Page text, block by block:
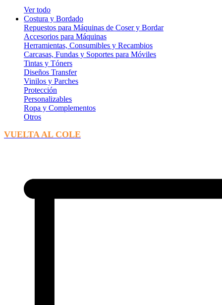
Ver todo
Costura y Bordado
Repuestos para Máquinas de Coser y Bordar
Accesorios para Máquinas
Herramientas, Consumibles y Recambios
Carcasas, Fundas y Soportes para Móviles
Tintas y Tóners
Diseños Transfer
Vinilos y Parches
Protección
Personalizables
Ropa y Complementos
Otros
VUELTA AL COLE